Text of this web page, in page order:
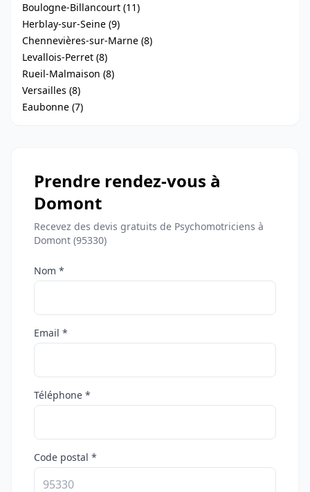
Boulogne-Billancourt (11)
Herblay-sur-Seine (9)
Chennevières-sur-Marne (8)
Levallois-Perret (8)
Rueil-Malmaison (8)
Versailles (8)
Eaubonne (7)
Prendre rendez-vous à
Domont
Recevez des devis gratuits de Psychomotriciens à
Domont (95330)
Nom *
Email *
Téléphone *
Code postal *